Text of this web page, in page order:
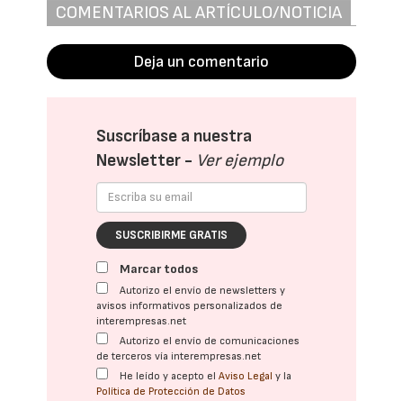
COMENTARIOS AL ARTÍCULO/NOTICIA
Deja un comentario
Suscríbase a nuestra
Newsletter - Ver ejemplo
SUSCRIBIRME GRATIS
Marcar todos
Autorizo el envío de newsletters y
avisos informativos personalizados de
interempresas.net
Autorizo el envío de comunicaciones
de terceros vía interempresas.net
He leído y acepto elAviso Legal y la
Política de Protección de Datos